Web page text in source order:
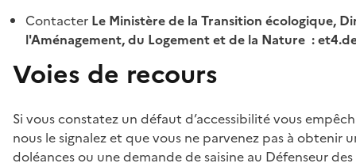
Contacter Le Ministère de la Transition écologique,
l'Aménagement, du Logement et de la Nature :
Voies de recours
Si vous constatez un défaut d’accessibilité vous
nous le signalez et que vous ne parvenez pas à
doléances ou une demande de saisine au Défenseur